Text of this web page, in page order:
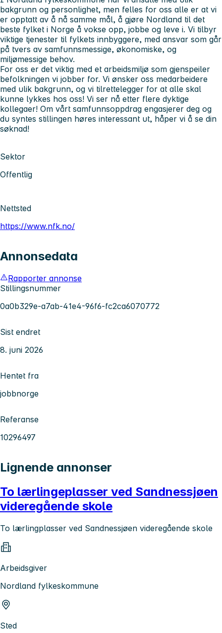
bakgrunn og personlighet, men felles for oss alle er at vi
er opptatt av å nå samme mål, å gjøre Nordland til det
beste fylket i Norge å vokse opp, jobbe og leve i. Vi tilbyr
viktige tjenester til fylkets innbyggere, med ansvar som går
på tvers av samfunnsmessige, økonomiske, og
miljømessige behov.
For oss er det viktig med et arbeidsmiljø som gjenspeiler
befolkningen vi jobber for. Vi ønsker oss medarbeidere
med ulik bakgrunn, og vi tilrettelegger for at alle skal
kunne lykkes hos oss! Vi ser nå etter flere dyktige
kollegaer! Om vårt samfunnsoppdrag engasjerer deg og
du syntes stillingen høres interessant ut, håper vi å se din
søknad!
Sektor
Offentlig
Nettsted
https://www.nfk.no/
Annonsedata
Rapporter annonse
Stillingsnummer
0a0b329e-a7ab-41e4-96f6-fc2ca6070772
Sist endret
8. juni 2026
Hentet fra
jobbnorge
Referanse
10296497
Lignende annonser
To lærlingeplasser ved Sandnessjøen
videregående skole
To lærlingplasser ved Sandnessjøen videregående skole
Arbeidsgiver
Nordland fylkeskommune
Sted